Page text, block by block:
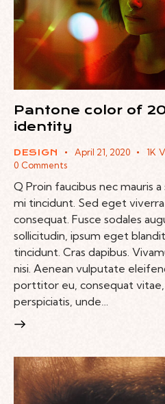
Pantone color of
identity
DESIGN April 21, 2020 1K
0 Comments
Q Proin faucibus nec mauris
mi tincidunt. Sed eget viverra
consequat. Fusce sodales
sollicitudin, ipsum eget
tincidunt. Cras dapibus.
nisi. Aenean vulputate
porttitor eu, consequat
perspiciatis, unde…